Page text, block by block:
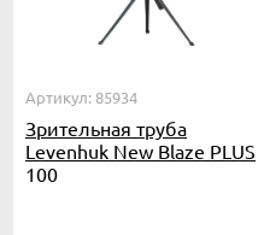
Артикул: 85934
Зрительная труба
Levenhuk New Blaze PLUS
100